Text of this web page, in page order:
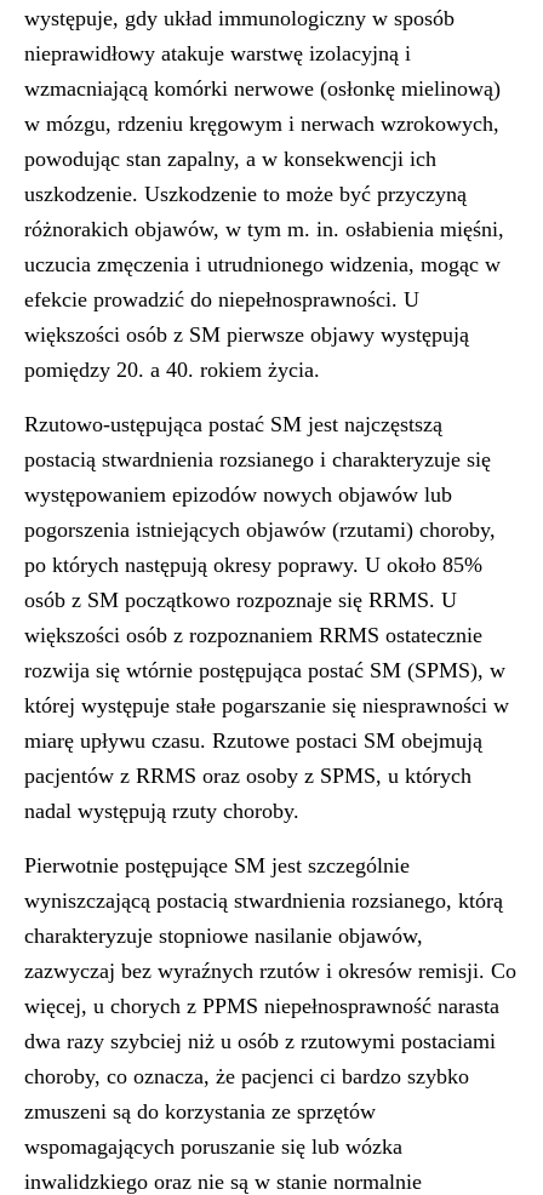
występuje, gdy układ immunologiczny w sposób
nieprawidłowy atakuje warstwę izolacyjną i
wzmacniającą komórki nerwowe (osłonkę mielinową)
w mózgu, rdzeniu kręgowym i nerwach wzrokowych,
powodując stan zapalny, a w konsekwencji ich
uszkodzenie. Uszkodzenie to może być przyczyną
różnorakich objawów, w tym m. in. osłabienia mięśni,
uczucia zmęczenia i utrudnionego widzenia, mogąc w
efekcie prowadzić do niepełnosprawności. U
większości osób z SM pierwsze objawy występują
pomiędzy 20. a 40. rokiem życia.
Rzutowo-ustępująca postać SM jest najczęstszą
postacią stwardnienia rozsianego i charakteryzuje się
występowaniem epizodów nowych objawów lub
pogorszenia istniejących objawów (rzutami) choroby,
po których następują okresy poprawy. U około 85%
osób z SM początkowo rozpoznaje się RRMS. U
większości osób z rozpoznaniem RRMS ostatecznie
rozwija się wtórnie postępująca postać SM (SPMS), w
której występuje stałe pogarszanie się niesprawności w
miarę upływu czasu. Rzutowe postaci SM obejmują
pacjentów z RRMS oraz osoby z SPMS, u których
nadal występują rzuty choroby.
Pierwotnie postępujące SM jest szczególnie
wyniszczającą postacią stwardnienia rozsianego, którą
charakteryzuje stopniowe nasilanie objawów,
zazwyczaj bez wyraźnych rzutów i okresów remisji. Co
więcej, u chorych z PPMS niepełnosprawność narasta
dwa razy szybciej niż u osób z rzutowymi postaciami
choroby, co oznacza, że pacjenci ci bardzo szybko
zmuszeni są do korzystania ze sprzętów
wspomagających poruszanie się lub wózka
inwalidzkiego oraz nie są w stanie normalnie